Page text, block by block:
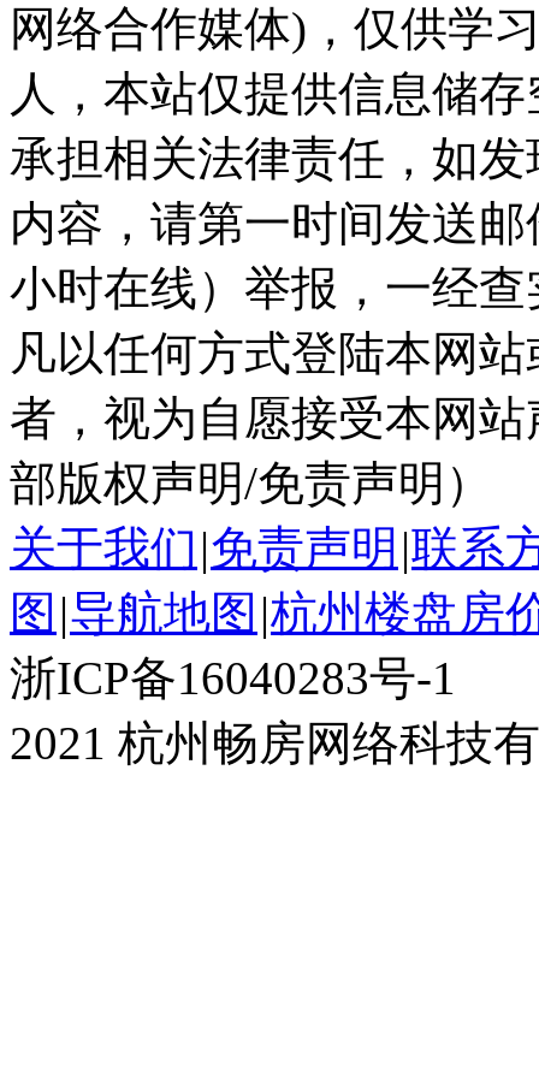
网络合作媒体)，仅供学
人，本站仅提供信息储
承担相关法律责任，如
内容，请第一时间发送邮
小时在线）举报，一经
凡以任何方式登陆本网
者，视为自愿接受本网
部版权声明/免责声明）
关于我们 |免责声明 |联系
图 |导航地图 |杭州楼盘房
浙ICP备16040283号-1
2021 杭州畅房网络科技